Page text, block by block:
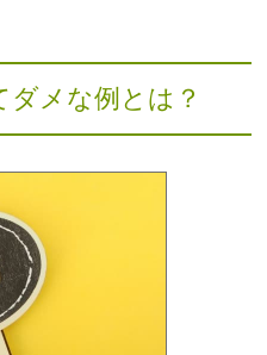
メな例とは？